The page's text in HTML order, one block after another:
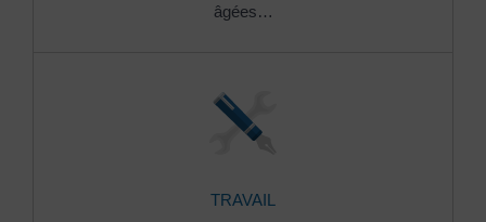
âgées…
TRAVAIL